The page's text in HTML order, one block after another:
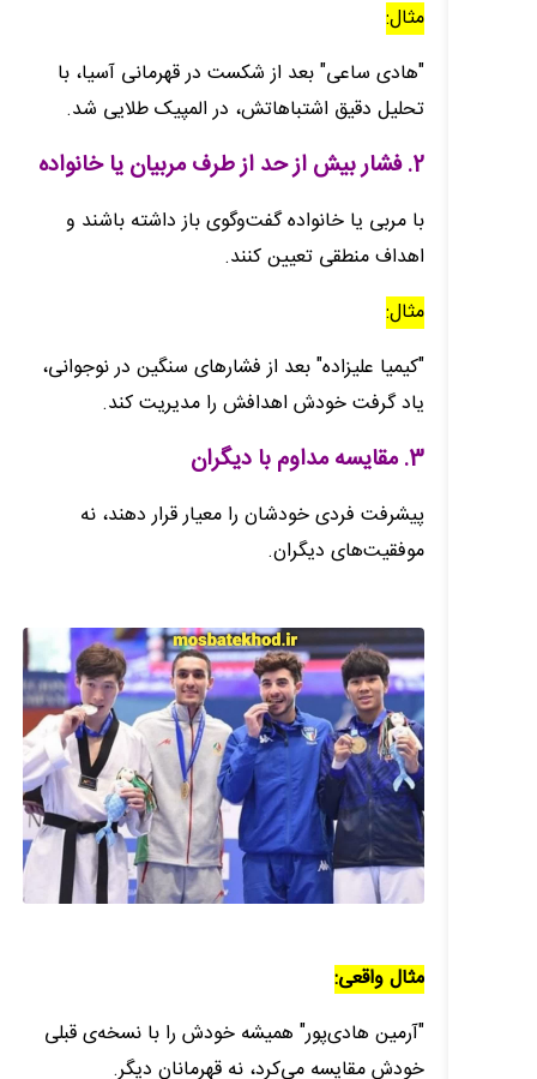
مثال:
"هادی ساعی" بعد از شکست در قهرمانی آسیا، با
تحلیل دقیق اشتباهاتش، در المپیک طلایی شد.
2. فشار بیش از حد از طرف مربیان یا خانواده
با مربی یا خانواده گفت‌وگوی باز داشته باشند و
اهداف منطقی تعیین کنند.
مثال:
"کیمیا علیزاده" بعد از فشارهای سنگین در نوجوانی،
یاد گرفت خودش اهدافش را مدیریت کند.
3. مقایسه مداوم با دیگران
پیشرفت فردی خودشان را معیار قرار دهند، نه
موفقیت‌های دیگران.
مثال واقعی:
"آرمین هادی‌پور" همیشه خودش را با نسخه‌ی قبلی
خودش مقایسه می‌کرد، نه قهرمانان دیگر.